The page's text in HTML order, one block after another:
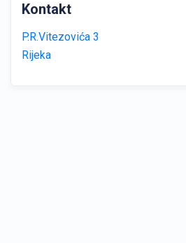
Kontakt
P.R.Vitezovića 3
Rijeka